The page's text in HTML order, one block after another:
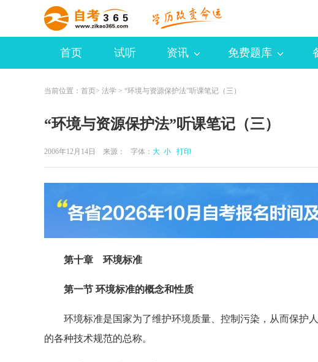
首页 试听 资讯 免费题库
当前位置： 首页> 法学 > “环境与资源保护法”听课笔记（三）
“环境与资源保护法”听课笔记（三）
2006年12月14日 来源： 字体： 大 小 打印
第十章 环境标准
第一节 环境标准的概念和性质
环境标准是国家为了维护环境质量、控制污染，从而保护
的各种技术规范的总称。